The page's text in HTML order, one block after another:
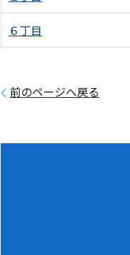
６丁目
前のページへ戻る